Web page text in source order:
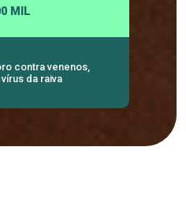
MIL
contra venenos,
da raiva